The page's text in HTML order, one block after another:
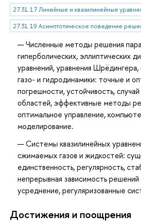
27.31.19 Асимптотическое поведение
Численные методы решения
гиперболических, эллиптических
уравнений, уравнения
газо- и гидродинамики: точные и
погрешности, устойчивость,
областей, эффективные методы
оптимальное управление,
моделирование.
Системы квазилинейных
сжимаемых газов и жидкостей:
единственность, регулярность,
непрерывная зависимость
усреднение, регуляризованные
Достижения и поощрения